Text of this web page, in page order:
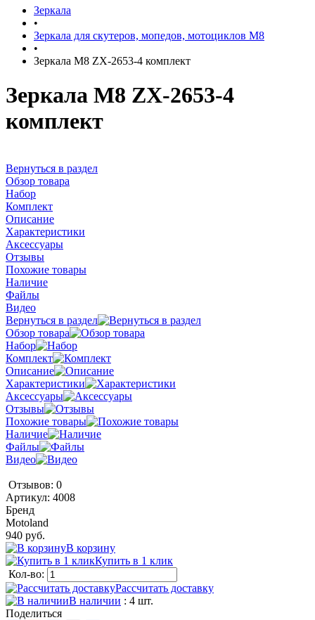
Зеркала
•
Зеркала для скутеров, мопедов, мотоциклов М8
•
Зеркала М8 ZX-2653-4 комплект
Зеркала М8 ZX-2653-4
комплект
Вернуться в раздел
Обзор товара
Набор
Комплект
Описание
Характеристики
Аксессуары
Отзывы
Похожие товары
Наличие
Файлы
Видео
Вернуться в раздел
Обзор товара
Набор
Комплект
Описание
Характеристики
Аксессуары
Отзывы
Похожие товары
Наличие
Файлы
Видео
Отзывов: 0
Артикул: 4008
Бренд
Motoland
940 руб.
В корзину
Купить в 1 клик
Кол-во:
Рассчитать доставку
В наличии : 4 шт.
Поделиться